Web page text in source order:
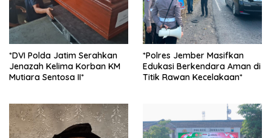
*DVI Polda Jatim Serahkan
Jenazah Kelima Korban KM
Mutiara Sentosa II*
*Polres Jember Masifkan
Edukasi Berkendara Aman di
Titik Rawan Kecelakaan*